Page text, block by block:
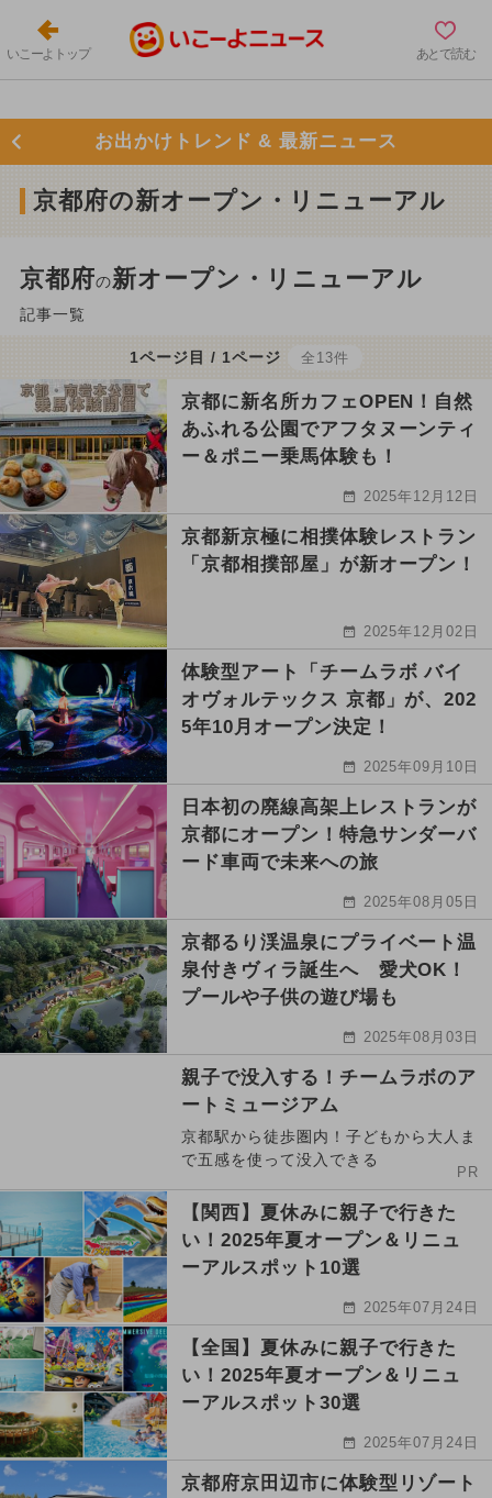
いこーよトップ あとで読む
お出かけトレンド & 最新ニュース
京都府の新オープン・リニューアル
京都府の新オープン・リニューアル
記事一覧
1ページ目 / 1ページ 全13件
京都に新名所カフェOPEN！自然
あふれる公園でアフタヌーンティ
ー＆ポニー乗馬体験も！
2025年12月12日
京都新京極に相撲体験レストラン
「京都相撲部屋」が新オープン！
2025年12月02日
体験型アート「チームラボ バイ
オヴォルテックス 京都」が、202
5年10月オープン決定！
2025年09月10日
日本初の廃線高架上レストランが
京都にオープン！特急サンダーバ
ード車両で未来への旅
2025年08月05日
京都るり渓温泉にプライベート温
泉付きヴィラ誕生へ 愛犬OK！
プールや子供の遊び場も
2025年08月03日
親子で没入する！チームラボのア
ートミュージアム
京都駅から徒歩圏内！子どもから大人ま
で五感を使って没入できる
PR
【関西】夏休みに親子で行きた
い！2025年夏オープン＆リニュ
ーアルスポット10選
2025年07月24日
【全国】夏休みに親子で行きた
い！2025年夏オープン＆リニュ
ーアルスポット30選
2025年07月24日
京都府京田辺市に体験型リゾート